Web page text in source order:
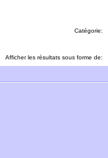
Catégorie:
Afficher les résultats sous forme de: